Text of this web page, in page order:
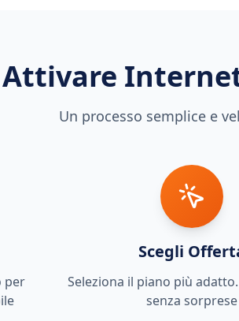
Attivare
Un processo semplice e
per
Scegli
Seleziona il piano più
senza sorprese